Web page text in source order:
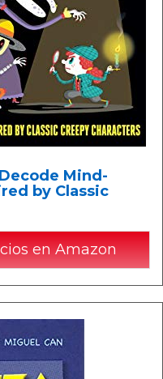
Mind-
by Classic
en Amazon